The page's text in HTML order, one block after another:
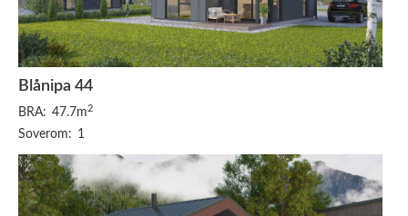
Blånipa 44
BRA: 47.7m 2
Soverom: 1